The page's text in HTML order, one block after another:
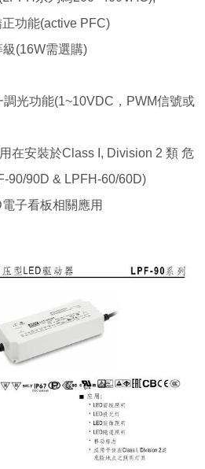
功能(active PFC)
(16W需選購)
調光功能(1~10VDC，PWM信號或
在安裝於Class I, Division 2 類 危
90/90D & LPFH-60/60D)
子看板相關應用